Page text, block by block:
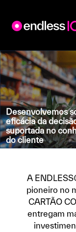
Skip
to
content
Desenvolvemos
eficácia da
suportada no
do cliente
A
pioneiro no
CARTÃO
entregam